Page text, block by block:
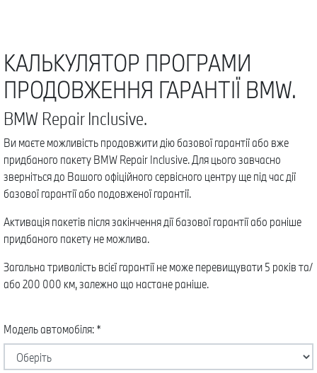
КАЛЬКУЛЯТОР ПРОГРАМИ
ПРОДОВЖЕННЯ ГАРАНТІЇ BMW.
BMW Repair Inclusive.
Ви маєте можливість продовжити дію базової гарантії або вже
придбаного пакету BMW Repair Inclusive. Для цього завчасно
зверніться до Вашого офіційного сервісного центру ще під час дії
базової гарантії або подовженої гарантії.
Активація пакетів після закінчення дії базової гарантії або раніше
придбаного пакету не можлива.
Загальна тривалість всієї гарантії не може перевищувати 5 років та/
або 200 000 км, залежно що настане раніше.
Модель автомобіля: *